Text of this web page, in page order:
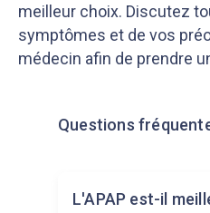
meilleur choix. Discutez
symptômes et de vos
médecin afin de prendre
Questions
L'APAP est-il